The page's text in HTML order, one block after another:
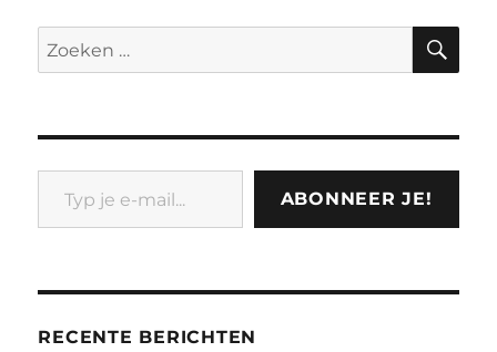
Zoeken
naar:
Typ je e-mail...
ABONNEER JE!
RECENTE BERICHTEN